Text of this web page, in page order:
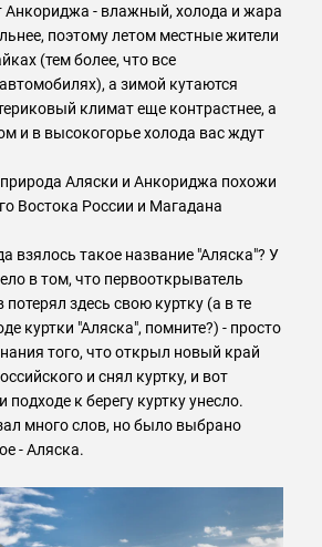
Анкориджа - влажный, холода и жара
поэтому летом местные жители
(тем более, что все
а зимой кутаются
климат еще контрастнее, а
и в высокогорье холода вас ждут
Аляски и Анкориджа похожи
Востока России и Магадана
взялось такое название "Аляска"? У
в том, что первооткрыватель
здесь свою куртку (а в те
куртки "Аляска", помните?) - просто
того, что открыл новый край
и снял куртку, и вот
к берегу куртку унесло.
много слов, но было выбрано
- Аляска.